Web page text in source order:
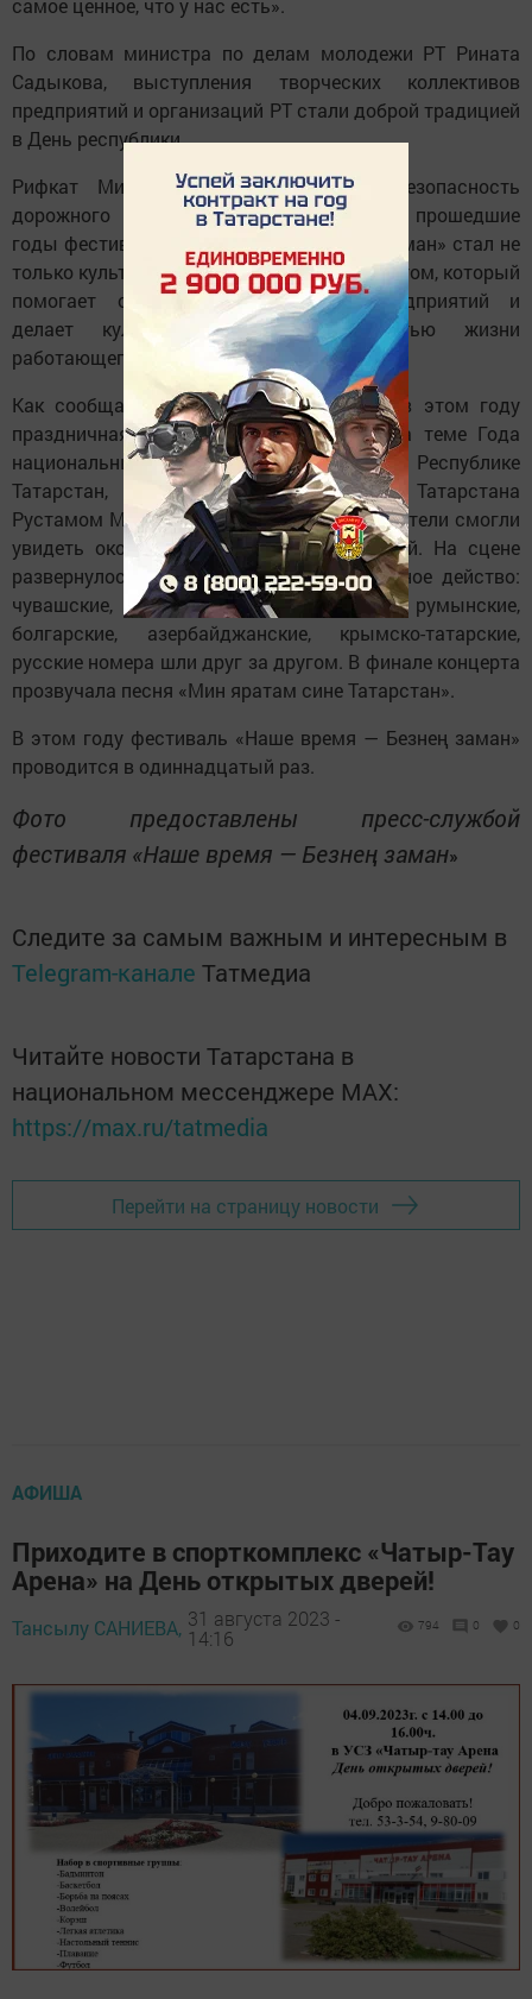
самое ценное, что у нас есть».
По словам министра по делам молодежи РТ Рината
Садыкова, выступления творческих коллективов
предприятий и организаций РТ стали доброй традицией
в День республики.
Рифкат Минниханов, директор ГБУ «Безопасность
дорожного движения», отметил, что за прошедшие
годы фестиваль «Наше время — Безнең заман» стал не
только культурным брендом РТ, но и проектом, который
помогает объединять коллективы предприятий и
делает культуру неотъемлемой частью жизни
работающего человека.
Как сообщает пресс-служба фестиваля, в этом году
праздничная программа была посвящена теме Года
национальных культур и традиций в Республике
Татарстан, объявленного Президентом Татарстана
Рустамом Миннихановым в 2023 году. Зрители смогли
увидеть около 40 красочных выступлений. На сцене
развернулось красочное многонациональное действо:
чувашские, марийские, цыганские, румынские,
болгарские, азербайджанские, крымско-татарские,
русские номера шли друг за другом. В финале концерта
прозвучала песня «Мин яратам сине Татарстан».
В этом году фестиваль «Наше время — Безнең заман»
проводится в одиннадцатый раз.
Фото предоставлены пресс-службой
фестиваля «Наше время — Безнең заман»
Следите за самым важным и интересным в
Telegram-канале Татмедиа
Читайте новости Татарстана в
национальном мессенджере MАХ:
https://max.ru/tatmedia
Перейти на страницу новости
АФИША
Приходите в спорткомплекс «Чатыр-Тау
Арена» на День открытых дверей!
Тансылу САНИЕВА, 31 августа 2023 -
14:16
794 0 0